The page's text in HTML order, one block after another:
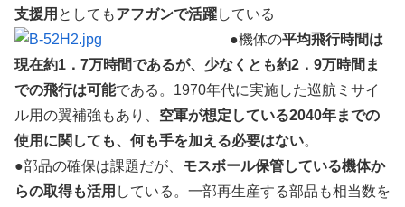
支援用 としてもアフガンで活躍している
●機体の平均飛行時間は
現在約1．7万時間であるが、少なくとも約2．9万時間ま
での飛行は可能である。1970年代に実施した巡航ミサイ
ル用の翼補強もあり、 空軍が想定している2040年までの
使用に関しても、何も手を加える必要はない。
●部品の確保は課題だが、 モスボール保管している機体か
らの取得も活用 している。一部再生産する部品も相当数を